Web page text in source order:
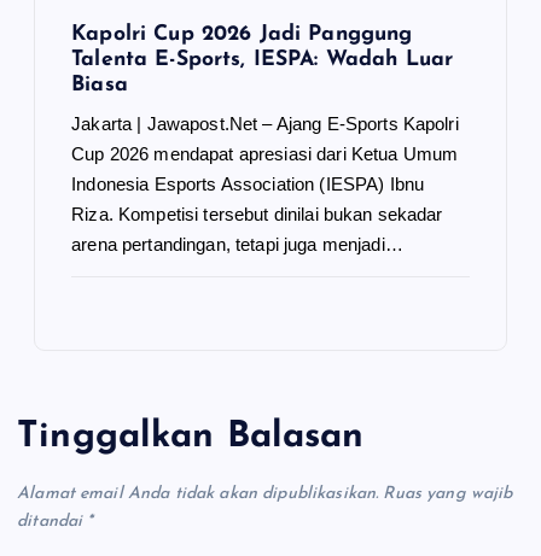
Kapolri Cup 2026 Jadi Panggung
Talenta E-Sports, IESPA: Wadah Luar
Biasa
Jakarta | Jawapost.Net – Ajang E-Sports Kapolri
Cup 2026 mendapat apresiasi dari Ketua Umum
Indonesia Esports Association (IESPA) Ibnu
Riza. Kompetisi tersebut dinilai bukan sekadar
arena pertandingan, tetapi juga menjadi…
Tinggalkan Balasan
Alamat email Anda tidak akan dipublikasikan. Ruas yang wajib
ditandai *